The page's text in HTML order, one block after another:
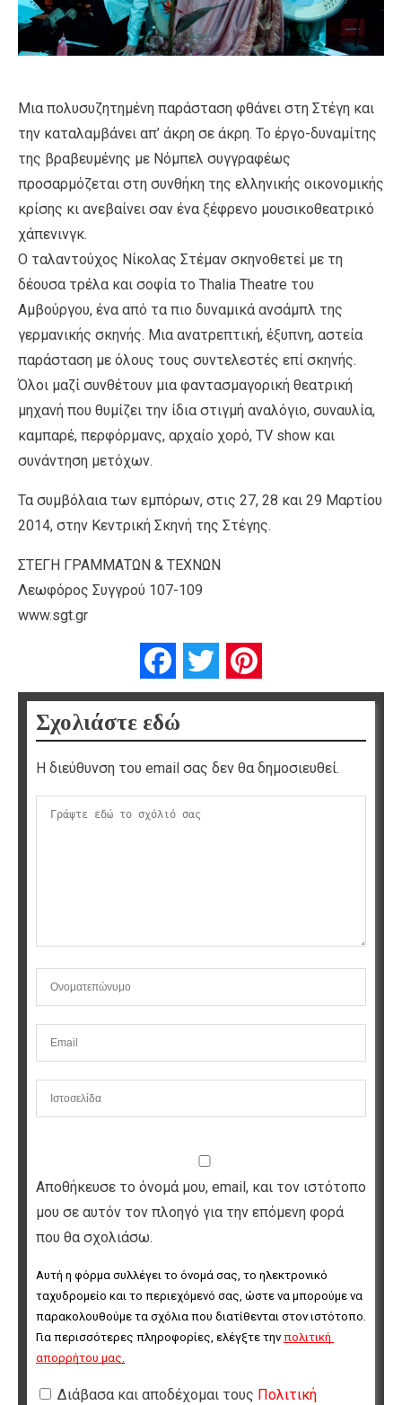
Μια πολυσυζητημένη παράσταση φθάνει στη Στέγη και
την καταλαμβάνει απ’ άκρη σε άκρη. Το έργο-δυναμίτης
της βραβευμένης με Νόμπελ συγγραφέως
προσαρμόζεται στη συνθήκη της ελληνικής οικονομικής
κρίσης κι ανεβαίνει σαν ένα ξέφρενο μουσικοθεατρικό
χάπενινγκ.
O ταλαντούχος Νίκολας Στέμαν σκηνοθετεί με τη
δέουσα τρέλα και σοφία το Thalia Theatre του
Αμβούργου, ένα από τα πιο δυναμικά ανσάμπλ της
γερμανικής σκηνής. Μια ανατρεπτική, έξυπνη, αστεία
παράσταση με όλους τους συντελεστές επί σκηνής.
Όλοι μαζί συνθέτουν μια φαντασμαγορική θεατρική
μηχανή που θυμίζει την ίδια στιγμή αναλόγιο, συναυλία,
καμπαρέ, περφόρμανς, αρχαίο χορό, TV show και
συνάντηση μετόχων.
Τα συμβόλαια των εμπόρων, στις 27, 28 και 29 Μαρτίου
2014, στην Κεντρική Σκηνή της Στέγης.
ΣΤΕΓΗ ΓΡΑΜΜΑΤΩΝ & ΤΕΧΝΩΝ
Λεωφόρος Συγγρού 107-109
www.sgt.gr
FacebookTwitter
Σχολιάστε εδώ
Η διεύθυνση του email σας δεν θα δημοσιευθεί.
Αποθήκευσε το όνομά μου, email, και τον ιστότοπο
μου σε αυτόν τον πλοηγό για την επόμενη φορά
που θα σχολιάσω.
Αυτή η φόρμα συλλέγει το όνομά σας, το ηλεκτρονικό
ταχυδρομείο και το περιεχόμενό σας, ώστε να μπορούμε να
παρακολουθούμε τα σχόλια που διατίθενται στον ιστότοπο.
Για περισσότερες πληροφορίες, ελέγξτε την πολιτική
απορρήτου μας
Διάβασα και αποδέχομαι τους Πολιτική